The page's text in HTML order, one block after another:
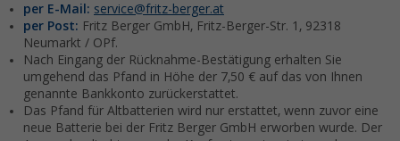
per E-Mail: service@fritz-berger.at
per Post: Fritz Berger GmbH, Fritz-Berger-Str. 1, 92318
Neumarkt / OPf.
Nach Eingang der Rücknahme-Bestätigung erhalten Sie
umgehend das Pfand in Höhe der 7,50 € auf das von Ihnen
genannte Bankkonto zurückerstattet.
Das Pfand für Altbatterien wird nur erstattet, wenn zuvor eine
neue Batterie bei der Fritz Berger GmbH erworben wurde. Der